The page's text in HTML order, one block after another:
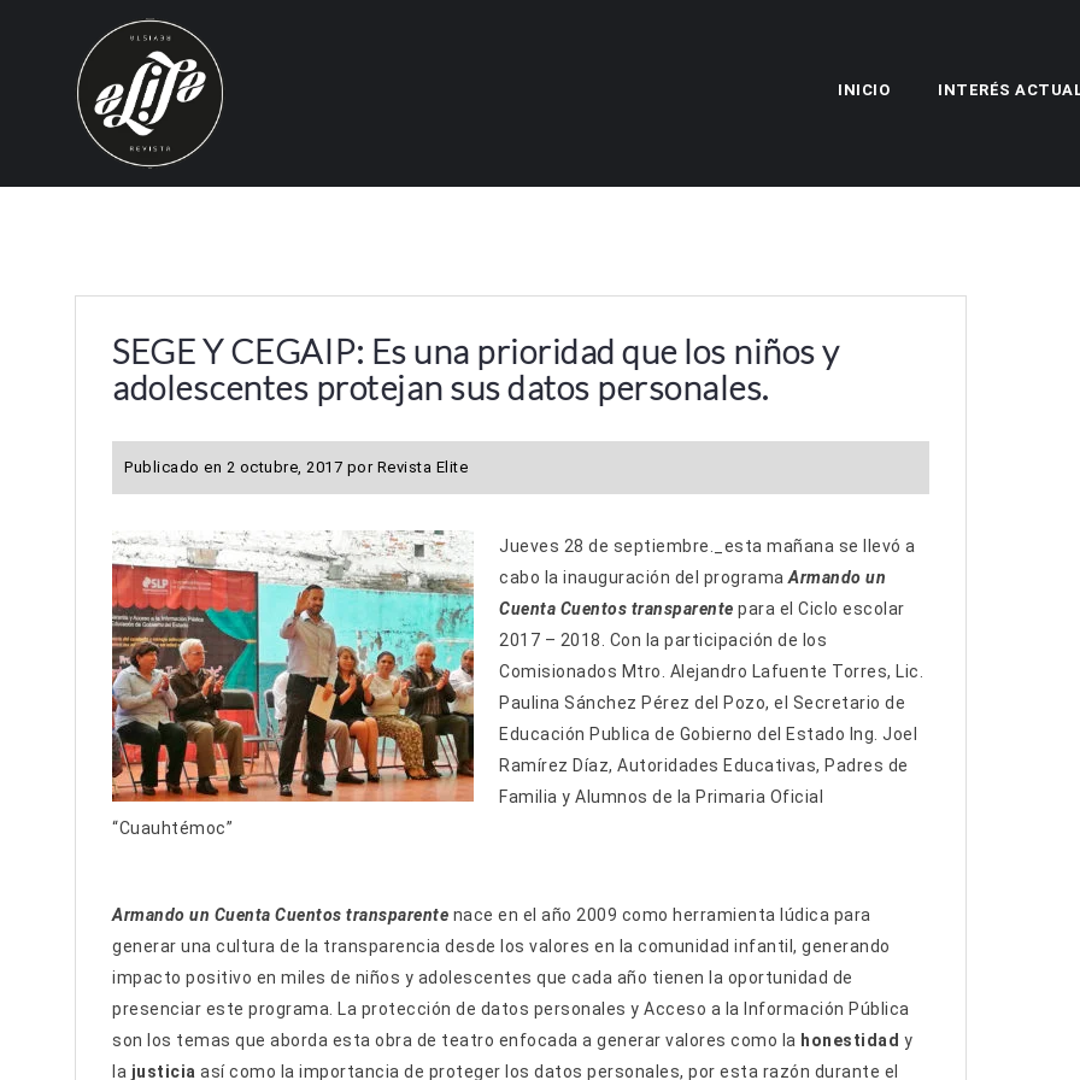
INICIO INTERÉS
SEGE Y CEGAIP: Es una prioridad que los niños y
adolescentes protejan sus datos personales.
Publicado en 2 octubre, 2017 por Revista Elite
Jueves 28 de septiembre._esta mañana se llevó a
cabo la inauguración del programa Armando un
Cuenta Cuentos transparente para el Ciclo escolar
2017 – 2018. Con la participación de los
Comisionados Mtro. Alejandro Lafuente Torres, Lic.
Paulina Sánchez Pérez del Pozo, el Secretario de
Educación Publica de Gobierno del Estado Ing. Joel
Ramírez Díaz, Autoridades Educativas, Padres de
Familia y Alumnos de la Primaria Oficial
“Cuauhtémoc”
Armando un Cuenta Cuentos transparente nace en el año 2009 como herramienta lúdica para
generar una cultura de la transparencia desde los valores en la comunidad infantil, generando
impacto positivo en miles de niños y adolescentes que cada año tienen la oportunidad de
presenciar este programa. La protección de datos personales y Acceso a la Información Pública
son los temas que aborda esta obra de teatro enfocada a generar valores como la honestidad y
la justicia así como la importancia de proteger los datos personales, por esta razón durante el